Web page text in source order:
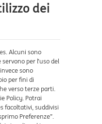
dei
Alcuni sono
per l’uso del
sono
per fini di
verso terze parti.
Policy. Potrai
facoltativi, suddivisi
Preferenze”.